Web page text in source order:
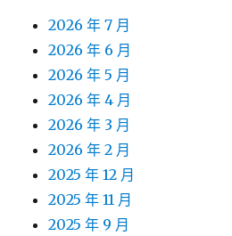
2026 年 7 月
2026 年 6 月
2026 年 5 月
2026 年 4 月
2026 年 3 月
2026 年 2 月
2025 年 12 月
2025 年 11 月
2025 年 9 月